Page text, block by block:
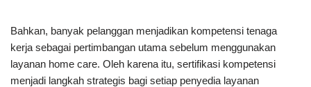
Bahkan, banyak pelanggan menjadikan kompetensi tenaga
kerja sebagai pertimbangan utama sebelum menggunakan
layanan home care. Oleh karena itu, sertifikasi kompetensi
menjadi langkah strategis bagi setiap penyedia layanan